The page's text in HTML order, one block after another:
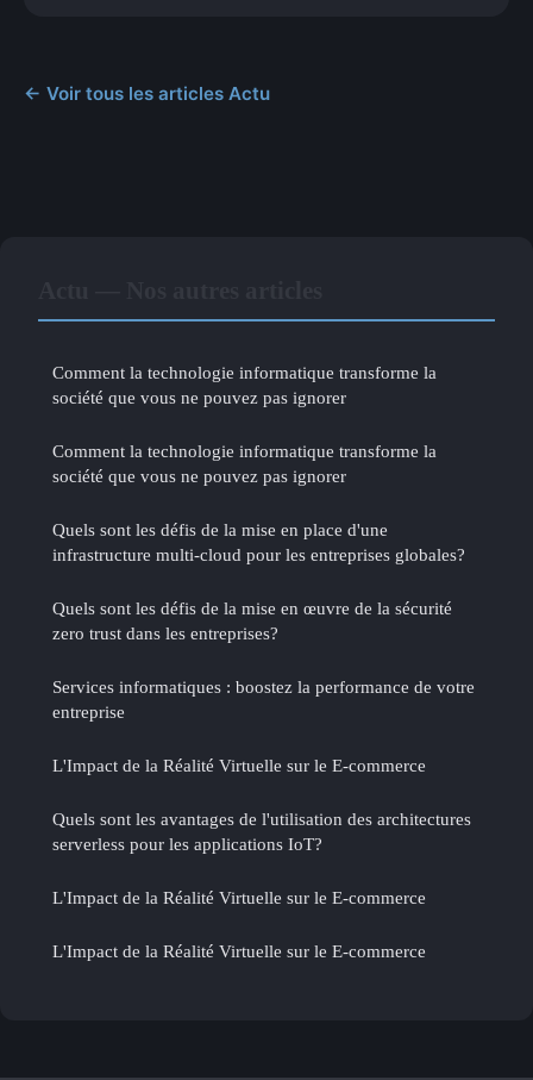
← Voir tous les articles Actu
Comment la technologie informatique transforme la
société que vous ne pouvez pas ignorer
Comment la technologie informatique transforme la
société que vous ne pouvez pas ignorer
Quels sont les défis de la mise en place d'une
infrastructure multi-cloud pour les entreprises globales?
Quels sont les défis de la mise en œuvre de la sécurité
zero trust dans les entreprises?
Services informatiques : boostez la performance de votre
entreprise
L'Impact de la Réalité Virtuelle sur le E-commerce
Quels sont les avantages de l'utilisation des architectures
serverless pour les applications IoT?
L'Impact de la Réalité Virtuelle sur le E-commerce
L'Impact de la Réalité Virtuelle sur le E-commerce